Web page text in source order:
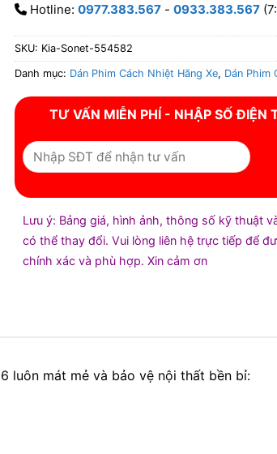
Hotline: 0977.383.567 - 0933.383.567
SKU: Kia-Sonet-554582
Danh mục: Dán Phim Cách Nhiệt Hãng Xe, Dán Phim
TƯ VẤN MIỄN PHÍ - NHẬP SỐ ĐIỆN
Lưu ý: Bảng giá, hình ảnh, thông số kỹ thuật
có thể thay đổi. Vui lòng liên hệ trực tiếp để
chính xác và phù hợp. Xin cảm ơn
luôn mát mẻ và bảo vệ nội thất bền bỉ: